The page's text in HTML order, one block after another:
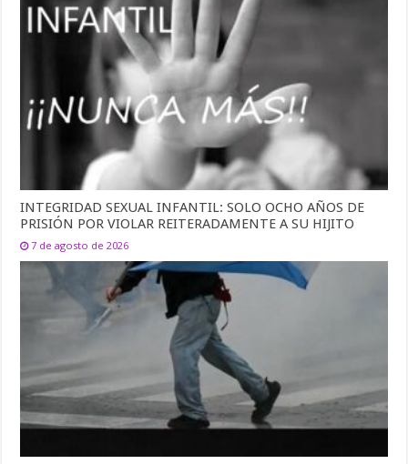
INTEGRIDAD SEXUAL INFANTIL: SOLO OCHO AÑOS DE
PRISIÓN POR VIOLAR REITERADAMENTE A SU HIJITO
7 de agosto de 2026